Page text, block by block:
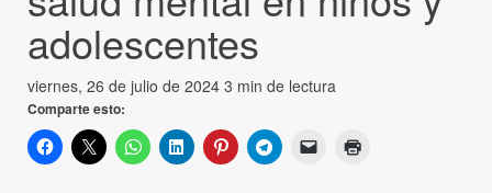
adolescentes
viernes, 26 de julio de 2024 3 min de lectura
Comparte esto: